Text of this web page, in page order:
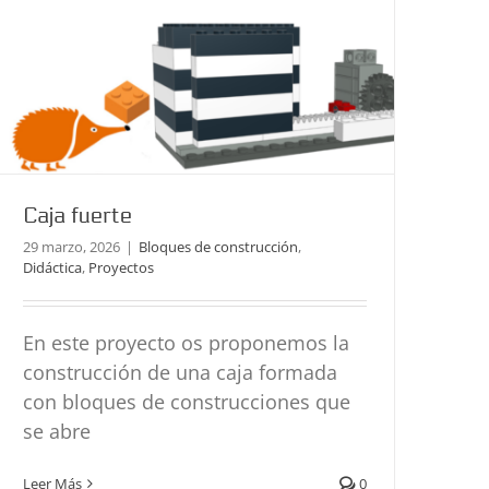
Caja fuerte
29 marzo, 2026 | Bloques de construcción,
Didáctica, Proyectos
En este proyecto os proponemos la
construcción de una caja formada
con bloques de construcciones que
se abre
Leer Más 0
Coche Teledirigido con el joystick